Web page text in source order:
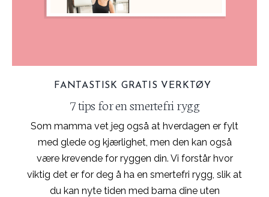
FANTASTISK GRATIS VERKTØY
7 tips for en smertefri rygg
Som mamma vet jeg også at hverdagen er fylt
med glede og kjærlighet, men den kan også
være krevende for ryggen din. Vi forstår hvor
viktig det er for deg å ha en smertefri rygg, slik at
du kan nyte tiden med barna dine uten